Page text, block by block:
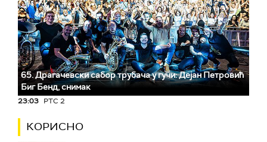
65. Драгачевски сабор трубача у гучи: Дејан Петровић
Биг Бeнд, снимак
23:03 РТС 2
КОРИСНО